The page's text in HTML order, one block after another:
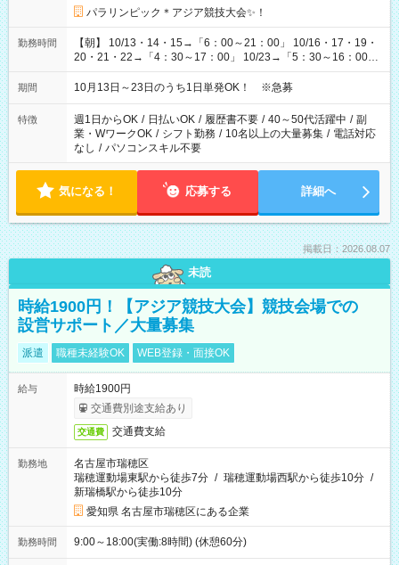
パラリンピック＊アジア競技大会✨！
勤務時間
【朝】 10/13・14・15→「6：00～21：00」 10/16・17・19・
20・21・22→「4：30～17：00」 10/23→「5：30～16：00」
【夕方】 10/16・17・19～21→「17：00～26：00」
10/22→「17：00～24：30」 10/23→「16：00～23：00」 ＊
け、夕方だけ、などもOKです！
期間 10月13日～23日のうち1日単発OK！ ※急募
特徴 週1日からOK / 日払いOK / 履歴書不要 / 40～50代活躍中 / 副
業・WワークOK / シフト勤務 / 10名以上の大量募集 / 電話対応
なし / パソコンスキル不要
気になる！ 応募する 詳細へ
掲載日：2026.08.07
未読
時給1900円！【アジア競技大会】競技会場での
設営サポート／大量募集
派遣 職種未経験OK WEB登録・面接OK
給与
時給1900円
交通費別途支給あり
交通費 交通費支給
勤務地
名古屋市瑞穂区
瑞穂運動場東駅から徒歩7分 / 瑞穂運動場西駅から徒歩10分 /
新瑞橋駅から徒歩10分
愛知県 名古屋市瑞穂区にある企業
勤務時間 9:00～18:00(実働:8時間) (休憩60分)